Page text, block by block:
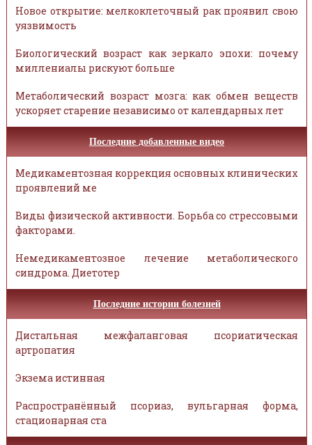
Новое открытие: мелкоклеточный рак проявил свою
уязвимость
Биологический возраст как зеркало эпохи: почему
миллениалы рискуют больше
Метаболический возраст мозга: как обмен веществ
ускоряет старение независимо от календарных лет
Последние добавленные видео
Медикаментозная коррекция основных клинических
проявлений ме
Виды физической активности. Борьба со стрессовыми
факторами.
Немедикаментозное лечение метаболического
синдрома. Диетотер
Последние истории болезней
Дистальная межфаланговая псориатическая
артропатия
Экзема истинная
Распространённый псориаз, вульгарная форма,
стационарная ста